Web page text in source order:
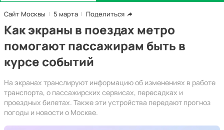
Сайт Москвы 5 марта Поделиться
Как экраны в поездах метро
помогают пассажирам быть в
курсе событий
На экранах транслируют информацию об изменениях в работе
транспорта, о пассажирских сервисах, пересадках и
проездных билетах. Также эти устройства передают прогноз
погоды и новости о Москве.